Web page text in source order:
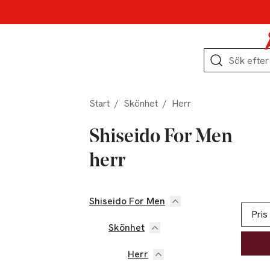
Sök
Start / Skönhet / Herr
Shiseido For Men
herr
Hoppa till produktsidan
Shiseido For Men
Skönhet
Herr
Pris
Lista